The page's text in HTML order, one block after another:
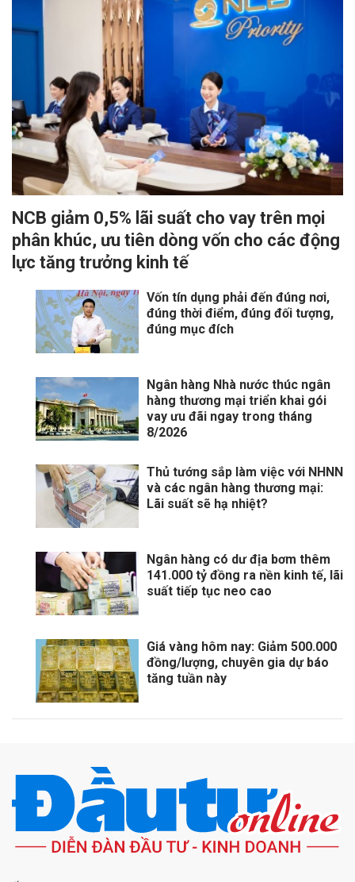
NCB giảm 0,5% lãi suất cho vay trên mọi
phân khúc, ưu tiên dòng vốn cho các động
lực tăng trưởng kinh tế
Vốn tín dụng phải đến đúng nơi,
đúng thời điểm, đúng đối tượng,
đúng mục đích
Ngân hàng Nhà nước thúc ngân
hàng thương mại triển khai gói
vay ưu đãi ngay trong tháng
8/2026
Thủ tướng sắp làm việc với NHNN
và các ngân hàng thương mại:
Lãi suất sẽ hạ nhiệt?
Ngân hàng có dư địa bơm thêm
141.000 tỷ đồng ra nền kinh tế, lãi
suất tiếp tục neo cao
Giá vàng hôm nay: Giảm 500.000
đồng/lượng, chuyên gia dự báo
tăng tuần này